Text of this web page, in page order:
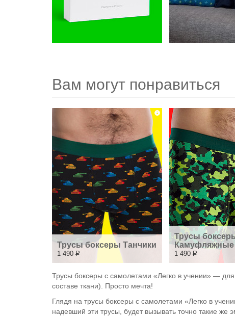
Вам могут понравиться
Трусы боксеры Танчики
1 490 Р
Трусы
Камуфляжные
1 490 Р
Трусы боксеры с самолетами «Легко в учении» —
составе ткани). Просто мечта!
Глядя на трусы боксеры с самолетами «Легко в
надевший эти трусы, будет вызывать точно такие же